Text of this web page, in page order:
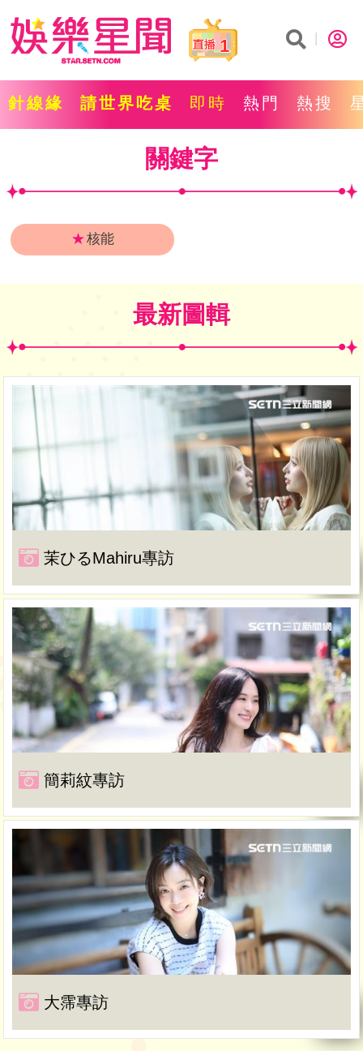
1
針線緣 請世界吃桌 即時 熱門 熱搜
關鍵字
★核能
最新圖輯
茉ひるMahiru專訪
簡莉紋專訪
大霈專訪